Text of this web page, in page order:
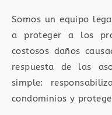
Somos un equipo
a proteger a los
costosos daños
respuesta de las
simple:
condominios y